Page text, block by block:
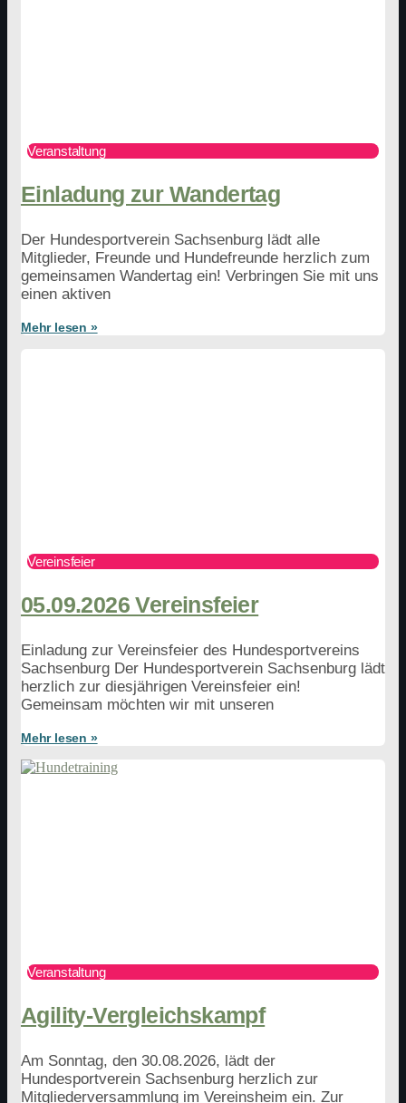
Veranstaltung
Einladung zur Wandertag
Der Hundesportverein Sachsenburg lädt alle
Mitglieder, Freunde und Hundefreunde herzlich zum
gemeinsamen Wandertag ein! Verbringen Sie mit uns
einen aktiven
Mehr lesen »
Vereinsfeier
05.09.2026 Vereinsfeier
Einladung zur Vereinsfeier des Hundesportvereins
Sachsenburg Der Hundesportverein Sachsenburg lädt
herzlich zur diesjährigen Vereinsfeier ein!
Gemeinsam möchten wir mit unseren
Mehr lesen »
Veranstaltung
Agility-Vergleichskampf
Am Sonntag, den 30.08.2026, lädt der
Hundesportverein Sachsenburg herzlich zur
Mitgliederversammlung im Vereinsheim ein. Zur